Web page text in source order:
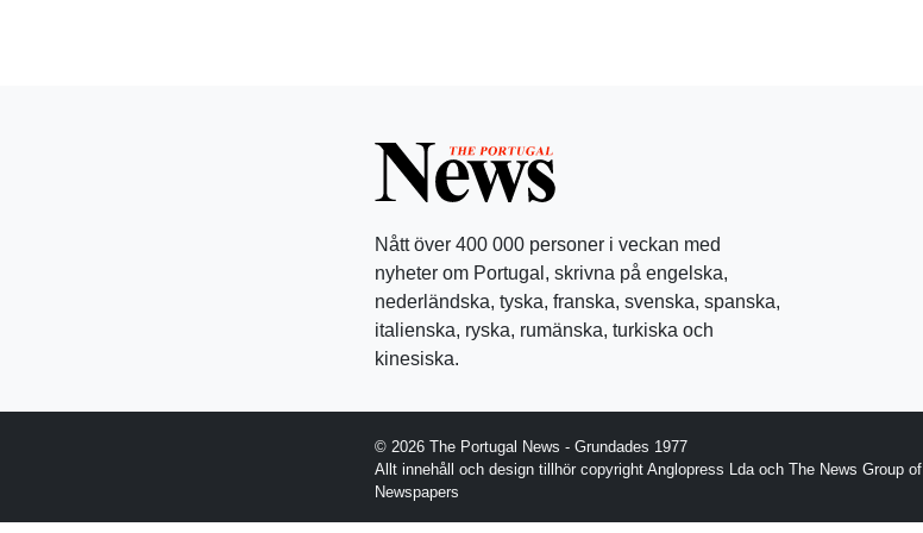
Nått över 400 000 personer i veckan med
nyheter om Portugal, skrivna på engelska,
nederländska, tyska, franska, svenska, spanska,
italienska, ryska, rumänska, turkiska och
kinesiska.
© 2026 The Portugal News - Grundades 1977
Allt innehåll och design tillhör copyright Anglopress Lda och The News Group of
Newspapers